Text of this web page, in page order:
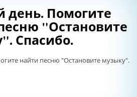
день. Помогите
"Остановите
Спасибо.
найти песню "Остановите музыку".